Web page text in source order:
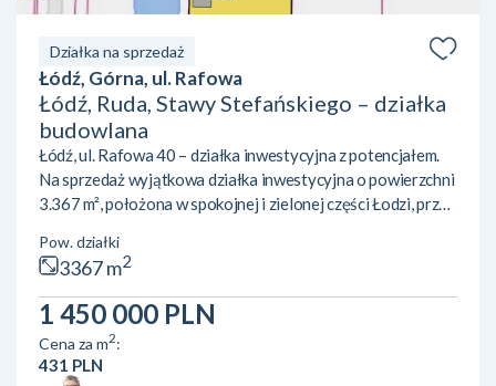
Działka na sprzedaż
Łódź, Górna, ul. Rafowa
Łódź, Ruda, Stawy Stefańskiego – działka
budowlana
Łódź, ul. Rafowa 40 – działka inwestycyjna z potencjałem.
Na sprzedaż wyjątkowa działka inwestycyjna o powierzchni
3.367 m², położona w spokojnej i zielonej części Łodzi, przy
Nieruchomość objęta jest miejscowym planem
zagospodarowania przestrzennego, który przewiduje
zabudowę jednorodzinną (kat. 17MN) Plan dopuszcza
realizację zabudowy o wskaźniku intensywności od 0,15 do
0,4 oraz maksymalnej wysokości 11 metrów, czyli do dwóch
kondygnacji ...
Pow. działki
3367 m2
1 450 000 PLN
Cena za m2:
431 PLN